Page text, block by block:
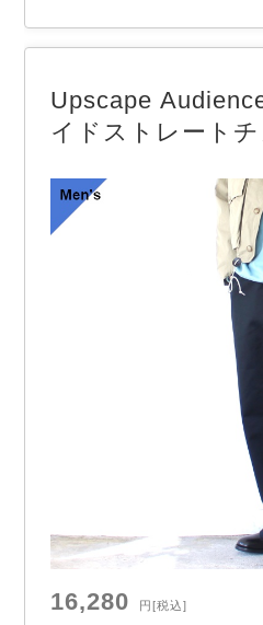
より「The American
0~90年初頭にアメリカ製で
Upscape
イドストレート
16,280 円[税込]